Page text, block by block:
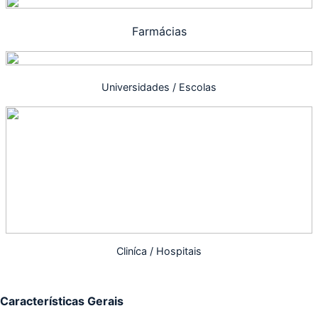
Farmácias
Universidades / Escolas
Cliníca / Hospitais
Características Gerais